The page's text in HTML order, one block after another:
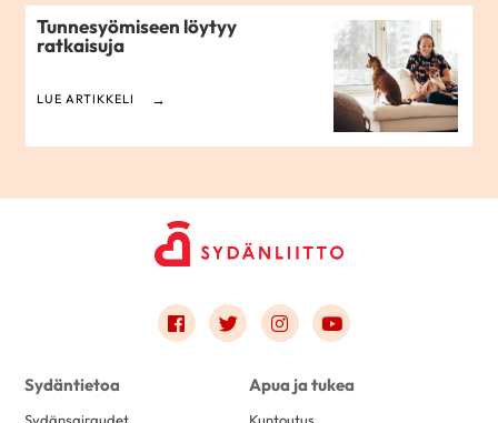
Tunnesyömiseen löytyy
ratkaisuja
LUE ARTIKKELI
Link to facebook
Link to twitter
Link to instagram
Link to youtube
Sydäntietoa
Sydänsairaudet
Apua ja tukea
Kuntoutus